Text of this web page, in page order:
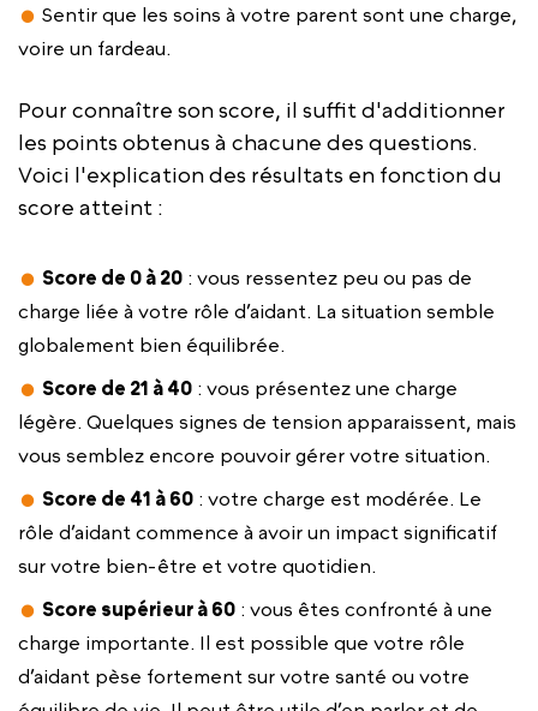
Sentir que les soins à votre parent sont une charge,
voire un fardeau.
Pour connaître son score, il suffit d'additionner
les points obtenus à chacune des questions.
Voici l'explication des résultats en fonction du
score atteint :
Score de 0 à 20 : vous ressentez peu ou pas de
charge liée à votre rôle d’aidant. La situation semble
globalement bien équilibrée.
Score de 21 à 40 : vous présentez une charge
légère. Quelques signes de tension apparaissent, mais
vous semblez encore pouvoir gérer votre situation.
Score de 41 à 60 : votre charge est modérée. Le
rôle d’aidant commence à avoir un impact significatif
sur votre bien-être et votre quotidien.
Score supérieur à 60 : vous êtes confronté à une
charge importante. Il est possible que votre rôle
d’aidant pèse fortement sur votre santé ou votre